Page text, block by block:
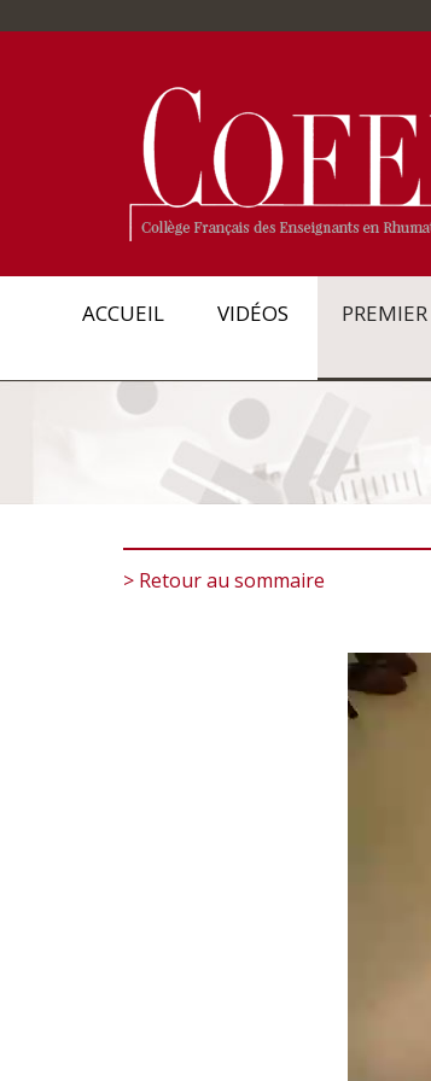
ACCUEIL VIDÉOS PREMIER
> Retour au sommaire